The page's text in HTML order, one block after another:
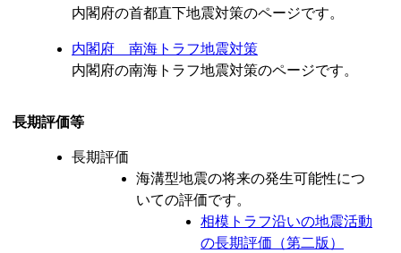
内閣府の首都直下地震対策のページです。
内閣府 南海トラフ地震対策
内閣府の南海トラフ地震対策のページです。
期評価等
長期評価
海溝型地震の将来の発生可能性につ
いての評価です。
相模トラフ沿いの地震活動
の長期評価（第二版）